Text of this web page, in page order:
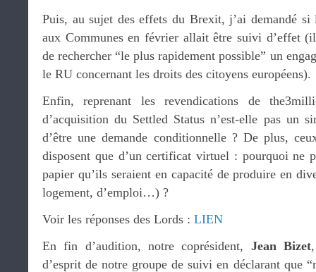
Puis, au sujet des effets du Brexit, j’ai demandé si
aux Communes en février allait être suivi d’effet
de rechercher “le plus rapidement possible” un
le RU concernant les droits des citoyens européens).
Enfin, reprenant les revendications de
d’acquisition du Settled Status n’est-elle pas un
d’être une demande conditionnelle ? De plus,
disposent que d’un certificat virtuel : pourquoi ne
papier qu’ils seraient en capacité de produire en
logement, d’emploi…) ?
Voir les réponses des Lords : LIEN
En fin d’audition, notre coprésident, Jean Bizet
d’esprit de notre groupe de suivi en déclarant que